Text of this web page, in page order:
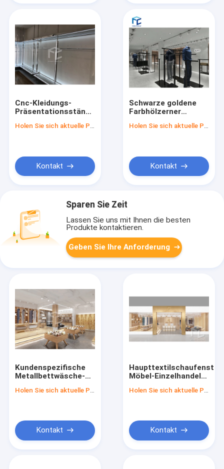
Cnc-Kleidungs-
Präsentationsständer-
Anzeigen-Speicher- Holen Sie sich aktuelle Preis
Kontakt
Schwarze goldene
Farbhölzerner
Präsentationsständer
Holen Sie sich aktuelle Preis
Kontakt
Sparen Sie Zeit
Lassen Sie uns mit Ihnen die besten
Produkte kontaktieren.
Geben Sie Ihre Anforderung
Kundenspezifische
Metallbettwäsche-
Präsentationsständer-
Verkaufsmöbel
Holen Sie sich aktuelle Preis
Kontakt
Möbel-Einzelhandel
Speicher-
Holen Sie sich aktuelle Preis
Kontakt